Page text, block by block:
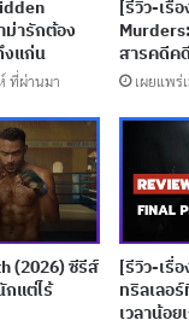
[รีวิว-เรื่องย่อ] หลวงพ่อเสื
เผยแพร่เมื่อ: 2 วัน ที่ผ่านมา
สนามบินจากญี่ปุ่นบน
เผยแพร่เมื่อ: 3 วัน ที่ผ่านมา
[รีวิว-เรื่องย่อ] The
คดีล็อกเกอร์บีที่กลายเป็
เผยแพร่เมื่อ: 6 วัน ที่ผ่านมา
ม่ารักต้อง
งแก่น
ที่ผ่านมา
[รีวิว-เรื่
สารคดีค
เผยแพร่
(2026) ซีรีส์
กแต่ไร้
[รีวิว-เรื่
ทริลเลอร์
เวลาน้อย